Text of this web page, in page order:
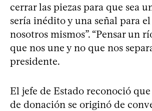
cerrar las piezas para que sea
sería inédito y una señal para
nosotros mismos”. “Pensar un
que nos une y no que nos
presidente.
El jefe de Estado reconoció
de donación se originó de